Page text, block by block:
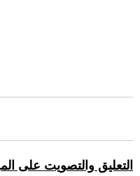
التعليق والتصويت على